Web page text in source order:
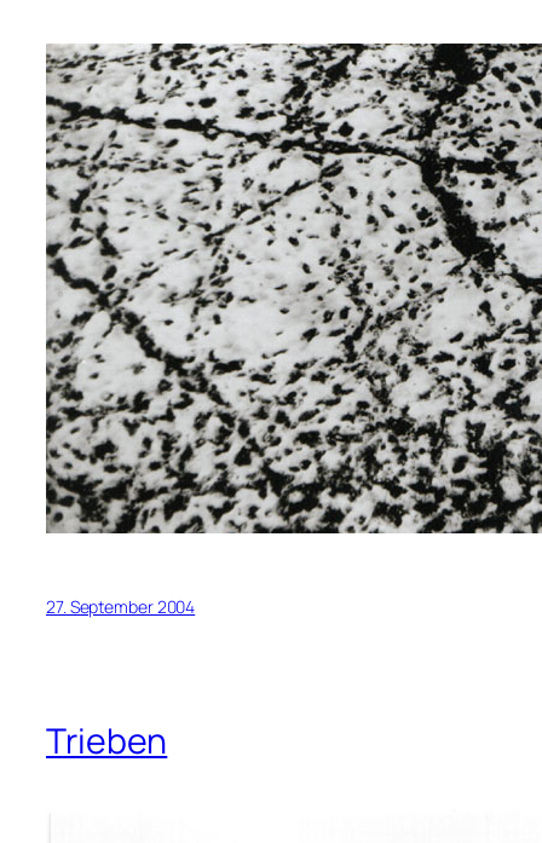
27. September 2004
Trieben